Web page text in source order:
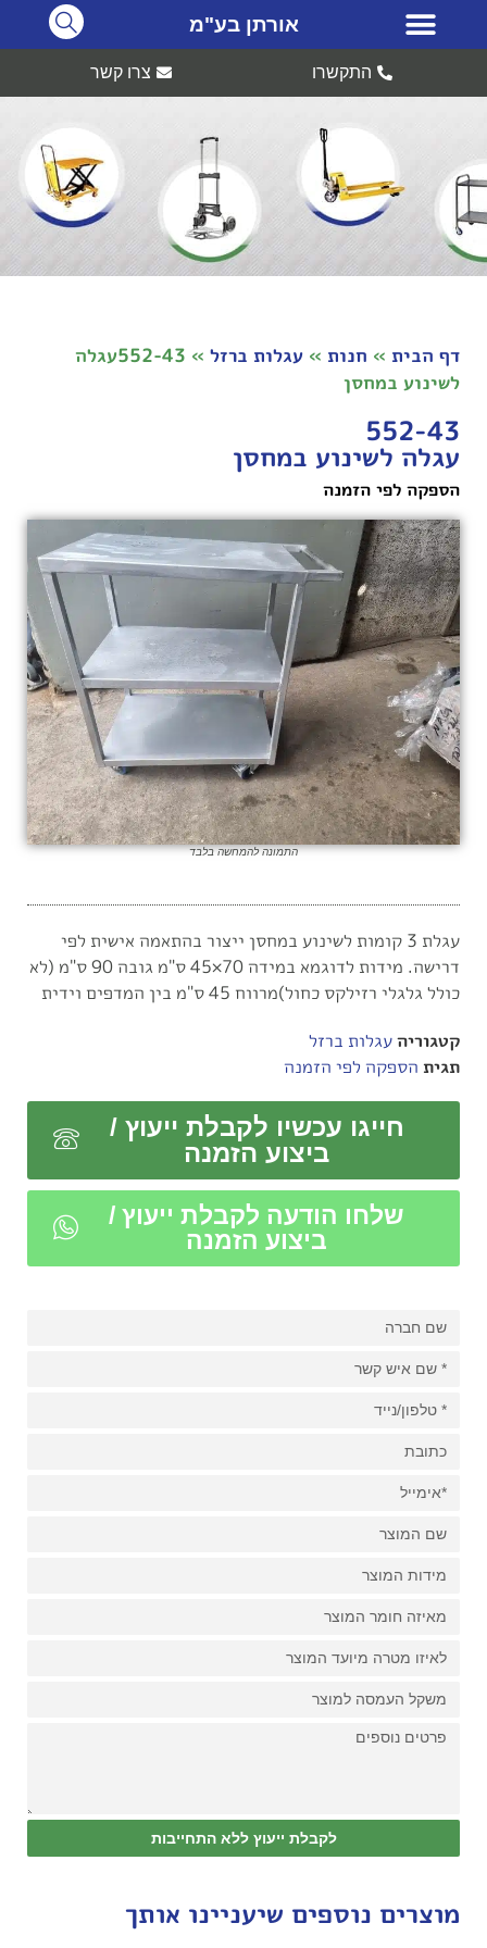
אורתן בע"מ
התקשרו צרו קשר
דף הבית » חנות » עגלות ברזל »
552-43עגלה
לשינוע במחסן
552-43
עגלה לשינוע במחסן
הספקה לפי הזמנה
התמונה להמחשה בלבד
עגלת 3 קומות לשינוע במחסן ייצור בהתאמה אישית לפי
דרישה. מידות לדוגמא במידה 70×45 ס"מ גובה 90 ס"מ (לא
כולל גלגלי רזילקס כחול)מרווח 45 ס"מ בין המדפים וידית
קטגוריהעגלות ברזל
תגית הספקה לפי הזמנה
חייגו עכשיו לקבלת ייעוץ /
ביצוע הזמנה
שלחו הודעה לקבלת ייעוץ /
ביצוע הזמנה
לקבלת ייעוץ ללא התחייבות
מוצרים נוספים שיעניינו אותך